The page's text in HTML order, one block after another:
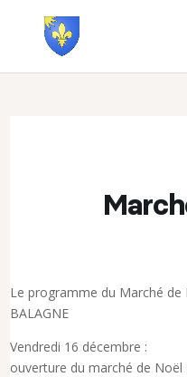
Le programme du Marché de
BALAGNE
Vendredi 16 décembre :
ouverture du marché de Noël